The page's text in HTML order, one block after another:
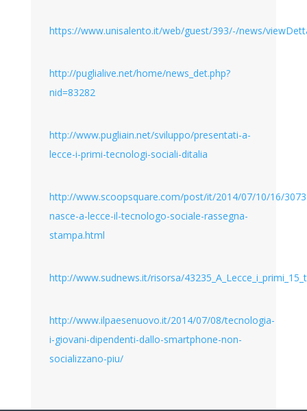
https://www.unisalento.it/web/guest/393/-/news/
http://puglialive.net/home/news_det.php?
nid=83282
http://www.pugliain.net/sviluppo/presentati-a-
lecce-i-primi-tecnologi-sociali-ditalia
http://www.scoopsquare.com/post/it/2014/07/10/16/
nasce-a-lecce-il-tecnologo-sociale-rassegna-
stampa.html
http://www.sudnews.it/risorsa/
http://www.ilpaesenuovo.it/2014/07/08/tecnologia-
i-giovani-dipendenti-dallo-smartphone-non-
socializzano-piu/